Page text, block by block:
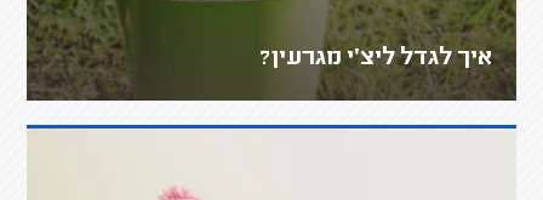
איך לגדל ליצ׳י מגרעין?